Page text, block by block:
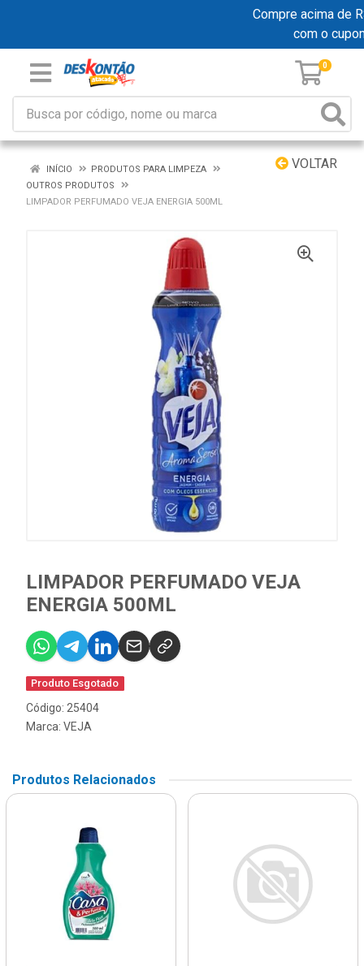
Compre acima de
com o
0
VOLTAR
INÍCIO
PRODUTOS PARA LIMPEZA
OUTROS PRODUTOS
LIMPADOR PERFUMADO VEJA ENERGIA 500ML
LIMPADOR PERFUMADO VEJA
ENERGIA 500ML
Produto Esgotado
Código: 25404
Marca: VEJA
Produtos Relacionados